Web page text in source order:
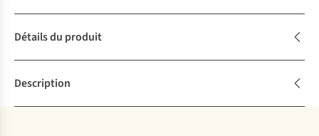
Détails du produit
Description